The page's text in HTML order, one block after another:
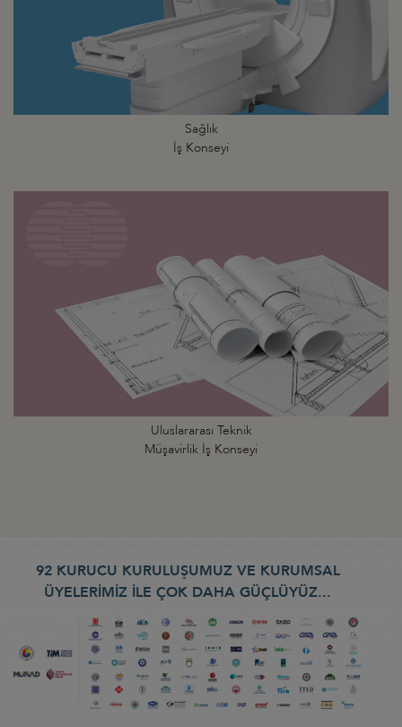
Sağlık
İş Konseyi
Uluslararası Teknik
Müşavirlik İş Konseyi
92 KURUCU KURULUŞUMUZ VE KURUMSAL
ÜYELERİMİZ İLE ÇOK DAHA GÜÇLÜYÜZ...